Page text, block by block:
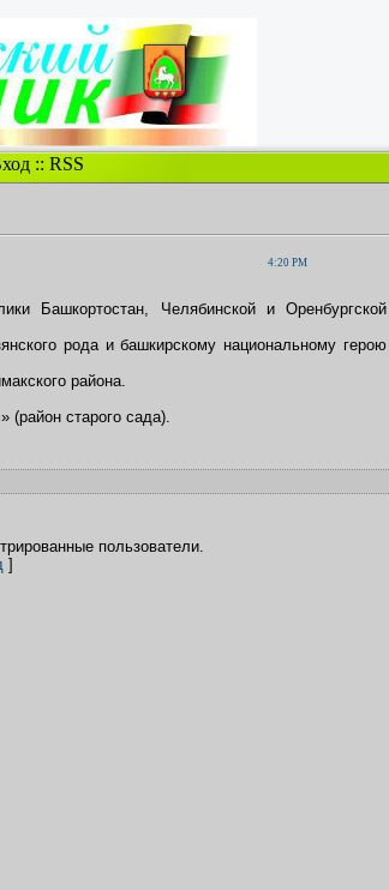
:: RSS
4:20 PM
Башкортостан, Челябинской и Оренбургской
рода и башкирскому национальному герою
района.
(район старого сада).
пользователи.
]